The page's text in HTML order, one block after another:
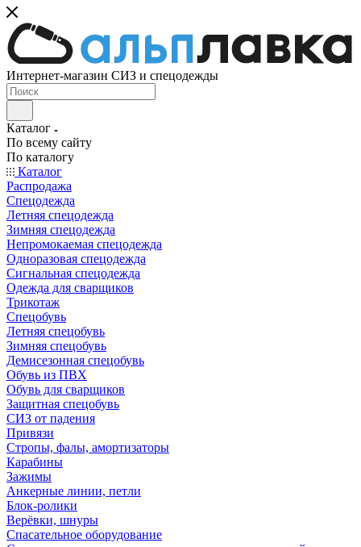
Интернет-магазин СИЗ и спецодежды
Каталог
По всему сайту
По каталогу
Каталог
Распродажа
Спецодежда
Летняя спецодежда
Зимняя спецодежда
Непромокаемая спецодежда
Одноразовая спецодежда
Сигнальная спецодежда
Одежда для сварщиков
Трикотаж
Спецобувь
Летняя спецобувь
Зимняя спецобувь
Демисезонная спецобувь
Обувь из ПВХ
Обувь для сварщиков
Защитная спецобувь
СИЗ от падения
Привязи
Стропы, фалы, амортизаторы
Карабины
Зажимы
Анкерные линии, петли
Блок-ролики
Верёвки, шнуры
Спасательное оборудование